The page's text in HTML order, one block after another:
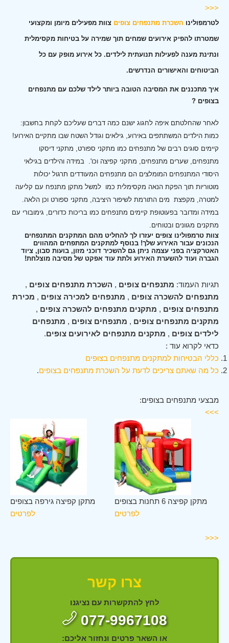
<<<
לטרמפולינו השכרת מתנפחים צופים צוות מפעילים מיומן ומקצועי
שמטרתו להפיק אירועים שמחים תוך שמירה על בטיחות מקסימלית
ונתינת מענה לפעילות תנועתית לילדים. כל אירוע מופק עם כל
הביטוחים והאישורים הנדרשים.
איך מתכננים את המסיבה הטובה ביותר לילד שלכם עם מתנפחים
בצופים ?
לאחר שהחלטתם איפה לחגוג ישנם כמה דברים שעליכם לקחת בחשבון:
כמות הילדים המשתתפים באירוע, גילאים וגודל השטח שבו מתקיים האירוע!
קיימים סוגים רבים של מתנפחים כמו מתקני ספורט, מתקני דיסקו
מתנפחים, שערים מתנפחים, מתקני קפיצה וכו'. במידה והילדים בגילאי
היסודי המתנפחים המומלצים הם מתנפחים המעודדים תרגול יכולות
מוטוריות תוך הפקת הנאה מקסימלית כמו למשל מתקן מתנפח עם קליעה
למטרה, מקפצת מים התורמת לשיפור היציבה, מתקני ספורט וכן הלאה.
במידה ומדובר בפעוטופת קיימים מתנפחים כמו בריכות כדורים, גימובורי עם
מתקנים מגוונים ובטוחים.
צוות טרמפולינו צופים יעזרו לך להחליט מהם המתקנים המתנפחים
הנכונים עבור האירוע שלך! בנוסף למתקנים המתפחים המהווים
האטרקציה בפני עצמה ניתן גם להשכיר דוכני מזון, בועות סבון, ציוד
הגברה ועוד להשערת האירוע ולתת עוד אפקט של מסיבה מוצלחת!
תגיות העמוד: מתנפחים צופים , השכרת מתנפחים צופים ,
מתנפחים להשכרה צופים , מתנפחים למכירה צופים , מכירת
מתנפחים צופים , מתקנים מתנפחים להשכרה צופים ,
מתקנים מתנפחים צופים , מתנפחים צופים , מתנפחים
לילדים צופים , מתקנים מתנפחים לאירועים צופים.
כדאי לקרוא עוד :
כללי הבטיחות למתקנים מתנפחים בצופים
כל מה שאתם צריכים לדעת על השכרת מתנפחים בצופים.
מבצעי מתנפחים בצופים:
>>>
מתקן קפיצה גירפה בצופים
לפרטים
מתקן קפיצה 6 תחנות בצופים
לפרטים
<<<
צרו קשר
לחץ להתקשרות עם נציגנו
077-9967108
או השאר פרטים ונחזור אליכם: